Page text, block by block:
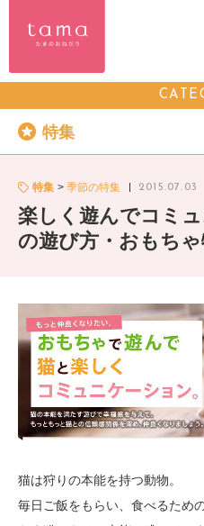
特集
特集 季節の特集 2015.07.03
楽しく遊んでコミ
の遊び方・おもちゃ
猫は狩りの本能を持つ動物。
毎日ご飯をもらい、食べるため